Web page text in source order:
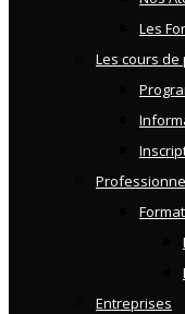
Les
Les cours
Entreprises